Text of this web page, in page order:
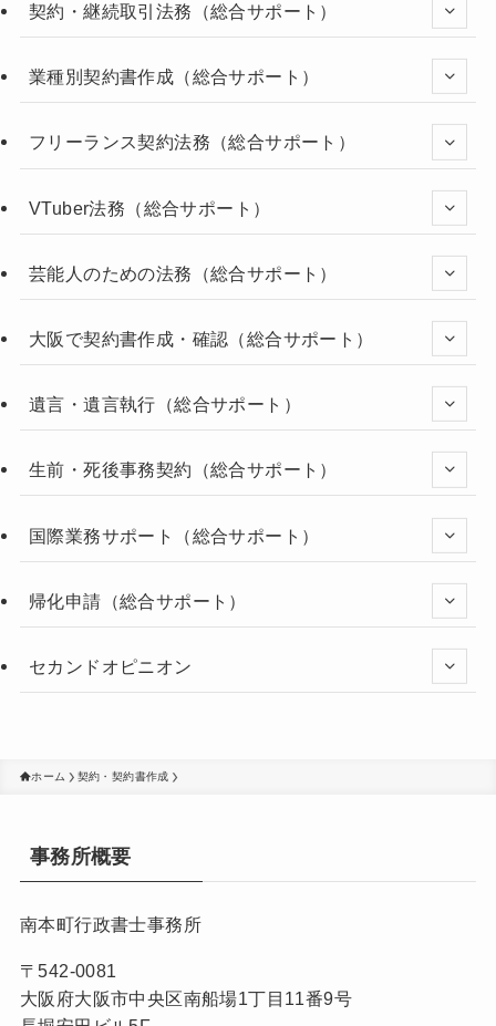
契約・継続取引法務（総合サポート）
業種別契約書作成（総合サポート）
フリーランス契約法務（総合サポート）
VTuber法務（総合サポート）
芸能人のための法務（総合サポート）
大阪で契約書作成・確認（総合サポート）
遺言・遺言執行（総合サポート）
生前・死後事務契約（総合サポート）
国際業務サポート（総合サポート）
帰化申請（総合サポート）
セカンドオピニオン
ホーム 契約・契約書作成
事務所概要
南本町行政書士事務所
〒542-0081
大阪府大阪市中央区南船場1丁目11番9号